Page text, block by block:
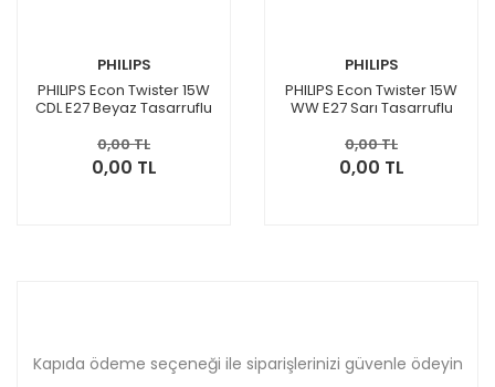
PHILIPS
PHILIPS Econ Twister 15W
CDL E27 Beyaz Tasarruflu
929689220901
0,00 TL
0,00 TL
PHILIPS
PHILIPS Econ Twister 15W
WW E27 Sarı Tasarruflu
929689220801
0,00 TL
0,00 TL
Kapıda ödeme seçeneği ile siparişlerinizi güvenle ödeyin